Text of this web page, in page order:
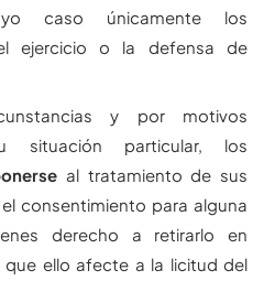
caso únicamente los
ejercicio o la defensa de
y por motivos
situación particular, los
al tratamiento de sus
consentimiento para alguna
derecho a retirarlo en
ello afecte a la licitud del